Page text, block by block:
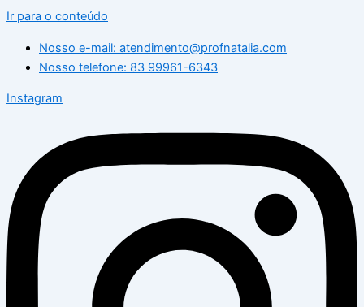
Ir para o conteúdo
Nosso e-mail: atendimento@profnatalia.com
Nosso telefone: 83 99961-6343
Instagram